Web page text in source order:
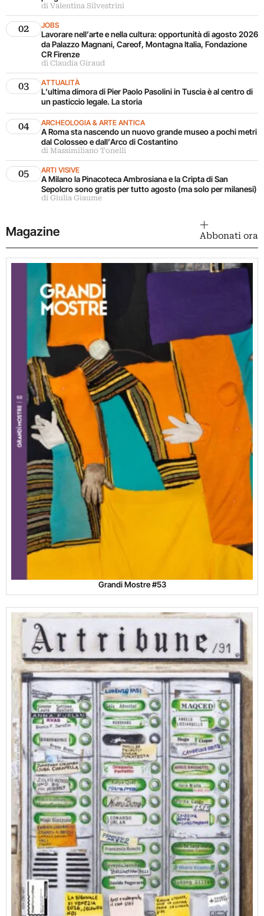
di Valentina Silvestrini
02 JOBS
Lavorare nell’arte e nella cultura: opportunità di agosto 2026
da Palazzo Magnani, Careof, Montagna Italia, Fondazione
CR Firenze
di Claudia Giraud
03 ATTUALITÀ
L’ultima dimora di Pier Paolo Pasolini in Tuscia è al centro di
un pasticcio legale. La storia
04 ARCHEOLOGIA & ARTE ANTICA
A Roma sta nascendo un nuovo grande museo a pochi metri
dal Colosseo e dall’Arco di Costantino
di Massimiliano Tonelli
05 ARTI VISIVE
A Milano la Pinacoteca Ambrosiana e la Cripta di San
Sepolcro sono gratis per tutto agosto (ma solo per milanesi)
di Giulia Giaume
Magazine Abbonati ora
Grandi Mostre #53